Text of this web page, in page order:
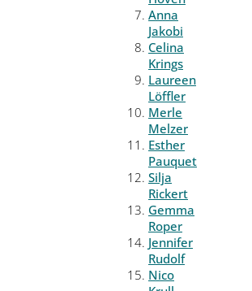
Anna
Jakobi
Celina
Krings
Laureen
Löffler
Merle
Melzer
Esther
Pauquet
Silja
Rickert
Gemma
Roper
Jennifer
Rudolf
Nico